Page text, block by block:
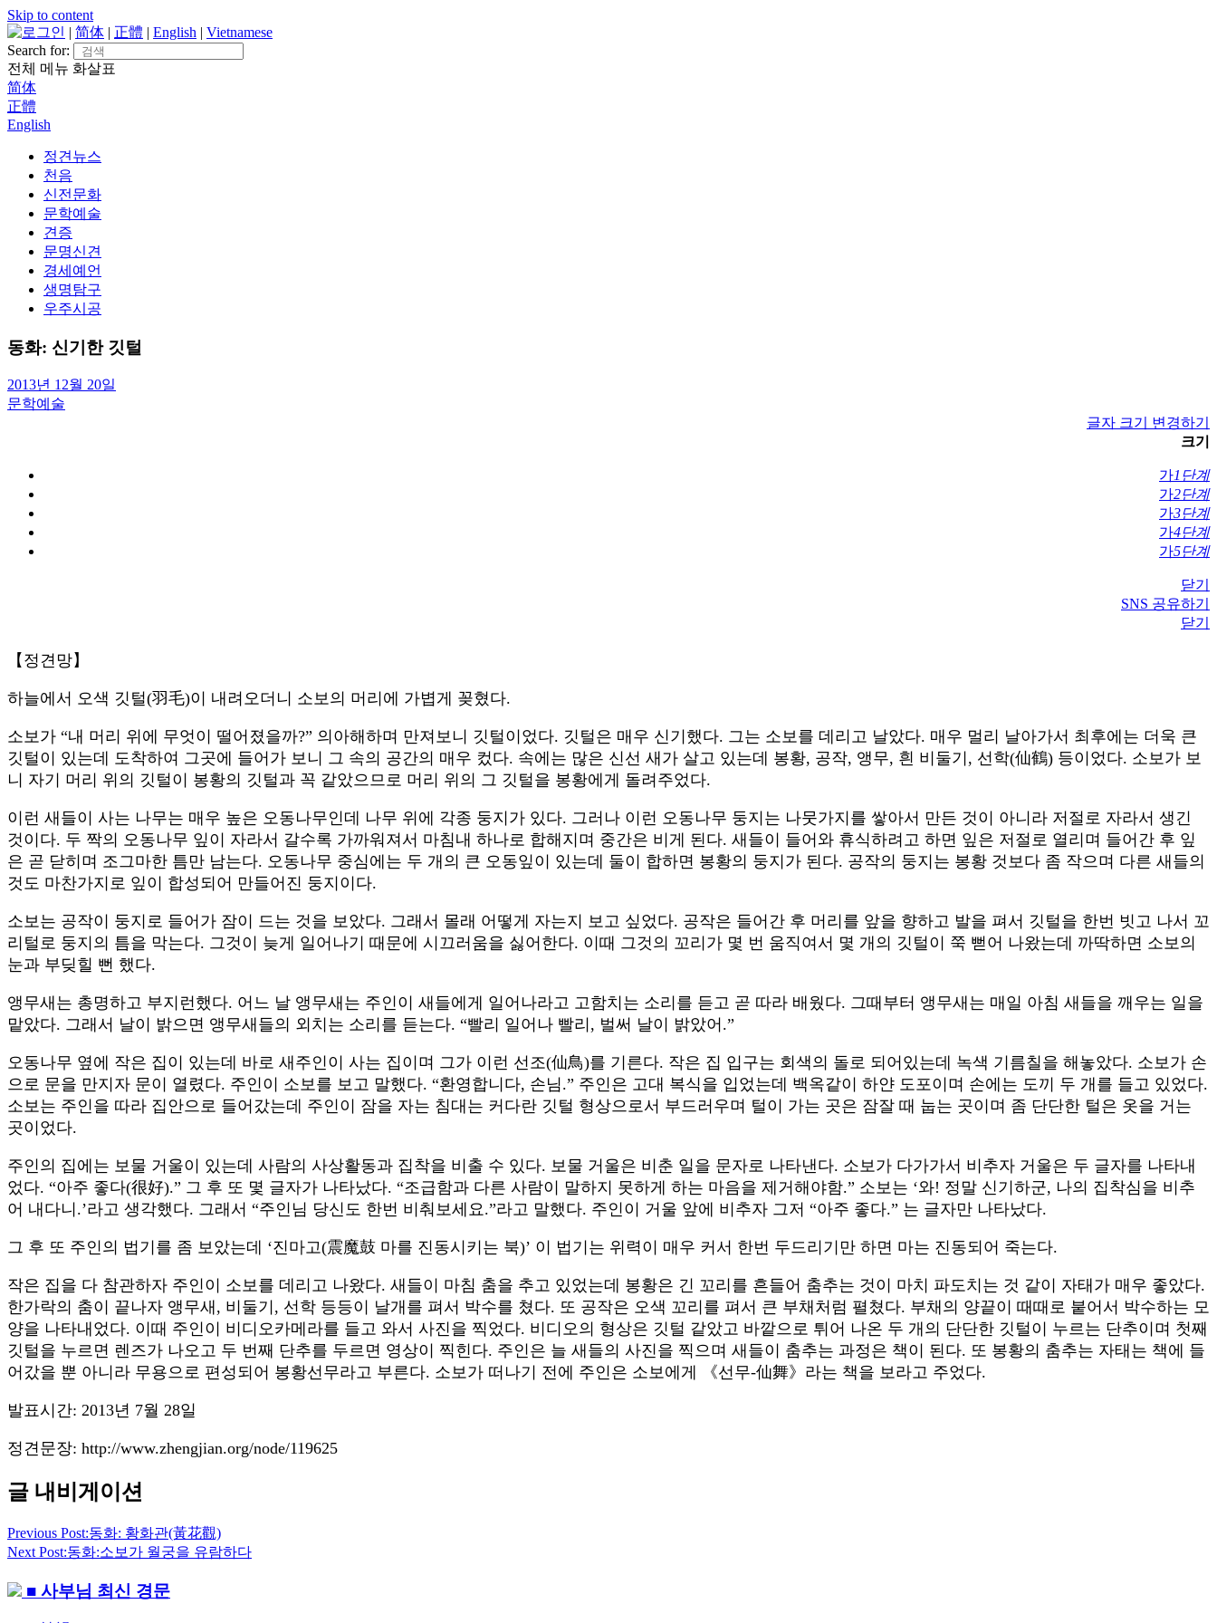
Skip to content
로그인 | 简体 | 正體 | English | Vietnamese
Search for:
전체 메뉴 화살표
简体
正體
English
정견뉴스
천음
신전문화
문학예술
견증
문명신견
경세예언
생명탐구
우주시공
동화: 신기한 깃털
2013년 12월 20일
문학예술
글자 크기 변경하기
크기
가1단계
가2단계
가3단계
가4단계
가5단계
닫기
SNS 공유하기
닫기
【정견망】
하늘에서 오색 깃털(羽毛)이 내려오더니 소보의 머리에 가볍게 꽂혔다.
소보가 “내 머리 위에 무엇이 떨어졌을까?” 의아해하며 만져보니 깃털이었다. 깃털은 매우 신기했다. 그는 소보를 데리고 날았다. 매우 멀리 날아가서 최후에는 더욱 큰
깃털이 있는데 도착하여 그곳에 들어가 보니 그 속의 공간의 매우 컸다. 속에는 많은 신선 새가 살고 있는데 봉황, 공작, 앵무, 흰 비둘기, 선학(仙鶴) 등이었다. 소보가 보
니 자기 머리 위의 깃털이 봉황의 깃털과 꼭 같았으므로 머리 위의 그 깃털을 봉황에게 돌려주었다.
이런 새들이 사는 나무는 매우 높은 오동나무인데 나무 위에 각종 둥지가 있다. 그러나 이런 오동나무 둥지는 나뭇가지를 쌓아서 만든 것이 아니라 저절로 자라서 생긴
것이다. 두 짝의 오동나무 잎이 자라서 갈수록 가까워져서 마침내 하나로 합해지며 중간은 비게 된다. 새들이 들어와 휴식하려고 하면 잎은 저절로 열리며 들어간 후 잎
은 곧 닫히며 조그마한 틈만 남는다. 오동나무 중심에는 두 개의 큰 오동잎이 있는데 둘이 합하면 봉황의 둥지가 된다. 공작의 둥지는 봉황 것보다 좀 작으며 다른 새들의
것도 마찬가지로 잎이 합성되어 만들어진 둥지이다.
소보는 공작이 둥지로 들어가 잠이 드는 것을 보았다. 그래서 몰래 어떻게 자는지 보고 싶었다. 공작은 들어간 후 머리를 앞을 향하고 발을 펴서 깃털을 한번 빗고 나서 꼬
리털로 둥지의 틈을 막는다. 그것이 늦게 일어나기 때문에 시끄러움을 싫어한다. 이때 그것의 꼬리가 몇 번 움직여서 몇 개의 깃털이 쭉 뻗어 나왔는데 까딱하면 소보의
눈과 부딪힐 뻔 했다.
앵무새는 총명하고 부지런했다. 어느 날 앵무새는 주인이 새들에게 일어나라고 고함치는 소리를 듣고 곧 따라 배웠다. 그때부터 앵무새는 매일 아침 새들을 깨우는 일을
맡았다. 그래서 날이 밝으면 앵무새들의 외치는 소리를 듣는다. “빨리 일어나 빨리, 벌써 날이 밝았어.”
오동나무 옆에 작은 집이 있는데 바로 새주인이 사는 집이며 그가 이런 선조(仙鳥)를 기른다. 작은 집 입구는 회색의 돌로 되어있는데 녹색 기름칠을 해놓았다. 소보가 손
으로 문을 만지자 문이 열렸다. 주인이 소보를 보고 말했다. “환영합니다, 손님.” 주인은 고대 복식을 입었는데 백옥같이 하얀 도포이며 손에는 도끼 두 개를 들고 있었다.
소보는 주인을 따라 집안으로 들어갔는데 주인이 잠을 자는 침대는 커다란 깃털 형상으로서 부드러우며 털이 가는 곳은 잠잘 때 눕는 곳이며 좀 단단한 털은 옷을 거는
곳이었다.
주인의 집에는 보물 거울이 있는데 사람의 사상활동과 집착을 비출 수 있다. 보물 거울은 비춘 일을 문자로 나타낸다. 소보가 다가가서 비추자 거울은 두 글자를 나타내
었다. “아주 좋다(很好).” 그 후 또 몇 글자가 나타났다. “조급함과 다른 사람이 말하지 못하게 하는 마음을 제거해야함.” 소보는 ‘와! 정말 신기하군, 나의 집착심을 비추
어 내다니.’라고 생각했다. 그래서 “주인님 당신도 한번 비춰보세요.”라고 말했다. 주인이 거울 앞에 비추자 그저 “아주 좋다.” 는 글자만 나타났다.
그 후 또 주인의 법기를 좀 보았는데 ‘진마고(震魔鼓 마를 진동시키는 북)’ 이 법기는 위력이 매우 커서 한번 두드리기만 하면 마는 진동되어 죽는다.
작은 집을 다 참관하자 주인이 소보를 데리고 나왔다. 새들이 마침 춤을 추고 있었는데 봉황은 긴 꼬리를 흔들어 춤추는 것이 마치 파도치는 것 같이 자태가 매우 좋았다.
한가락의 춤이 끝나자 앵무새, 비둘기, 선학 등등이 날개를 펴서 박수를 쳤다. 또 공작은 오색 꼬리를 펴서 큰 부채처럼 펼쳤다. 부채의 양끝이 때때로 붙어서 박수하는 모
양을 나타내었다. 이때 주인이 비디오카메라를 들고 와서 사진을 찍었다. 비디오의 형상은 깃털 같았고 바깥으로 튀어 나온 두 개의 단단한 깃털이 누르는 단추이며 첫째
깃털을 누르면 렌즈가 나오고 두 번째 단추를 두르면 영상이 찍힌다. 주인은 늘 새들의 사진을 찍으며 새들이 춤추는 과정은 책이 된다. 또 봉황의 춤추는 자태는 책에 들
어갔을 뿐 아니라 무용으로 편성되어 봉황선무라고 부른다. 소보가 떠나기 전에 주인은 소보에게 《선무-仙舞》라는 책을 보라고 주었다.
발표시간: 2013년 7월 28일
정견문장: http://www.zhengjian.org/node/119625
글 내비게이션
Previous Post:동화: 황화관(黃花觀)
Next Post:동화:소보가 월궁을 유람하다
■ 사부님 최신 경문